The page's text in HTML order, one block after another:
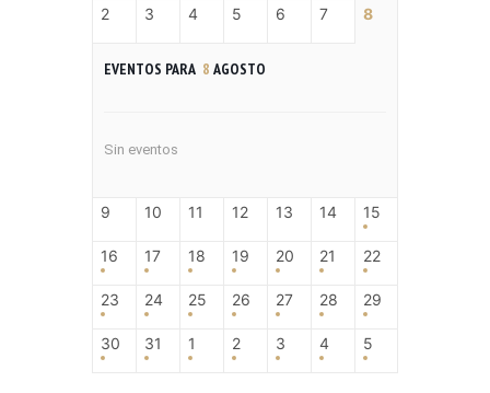
2 3 4 5 6 7 8
EVENTOS PARA 8 AGOSTO
Sin eventos
9 10 11 12 13 14 15
16 17 18 19 20 21 22
23 24 25 26 27 28 29
30 31 1 2 3 4 5